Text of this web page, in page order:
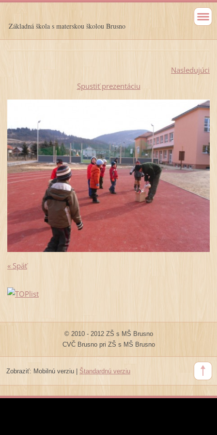
Základná škola s materskou školou Brusno
Nasledujúci
Spustiť prezentáciu
« Späť
© 2010 - 2012 ZŠ s MŠ Brusno
CVČ Brusno pri ZŠ s MŠ Brusno
Zobraziť: Mobilnú verziu| Štandardnú verziu